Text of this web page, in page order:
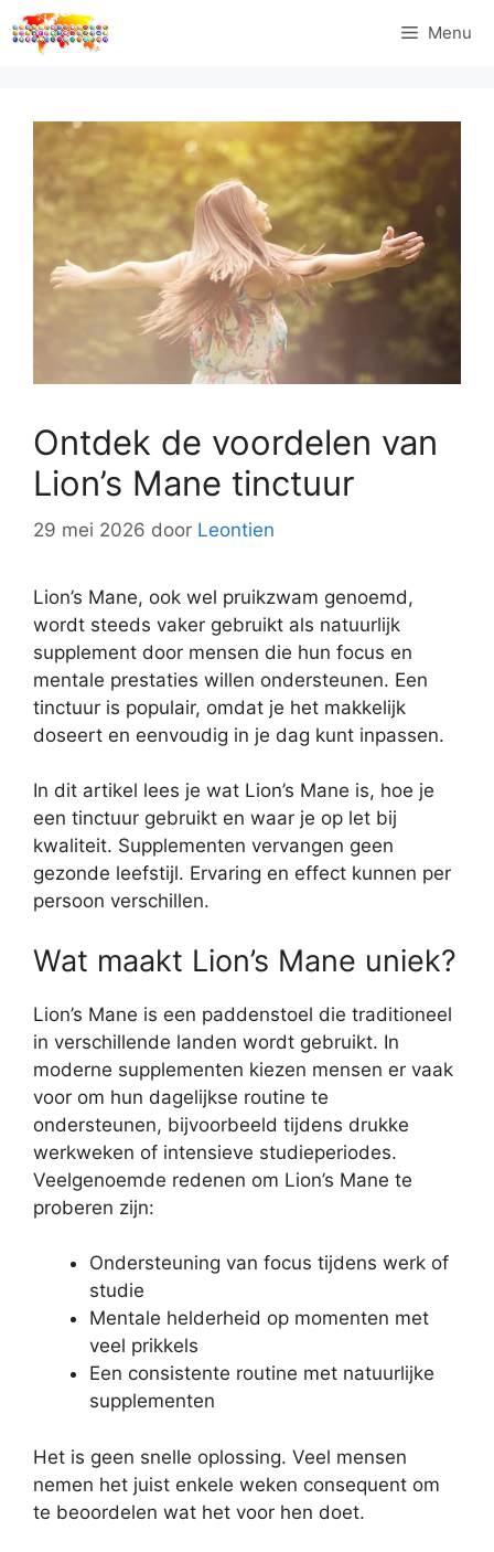
Ga
naar
Menu
Ontdek de voordelen van
Lion’s Mane tinctuur
29 mei 2026 door Leontien
Lion’s Mane, ook wel pruikzwam genoemd,
wordt steeds vaker gebruikt als natuurlijk
supplement door mensen die hun focus en
mentale prestaties willen ondersteunen. Een
tinctuur is populair, omdat je het makkelijk
doseert en eenvoudig in je dag kunt inpassen.
In dit artikel lees je wat Lion’s Mane is, hoe je
een tinctuur gebruikt en waar je op let bij
kwaliteit. Supplementen vervangen geen
gezonde leefstijl. Ervaring en effect kunnen per
persoon verschillen.
Wat maakt Lion’s Mane uniek?
Lion’s Mane is een paddenstoel die traditioneel
in verschillende landen wordt gebruikt. In
moderne supplementen kiezen mensen er vaak
voor om hun dagelijkse routine te
ondersteunen, bijvoorbeeld tijdens drukke
werkweken of intensieve studieperiodes.
Veelgenoemde redenen om Lion’s Mane te
proberen zijn:
Ondersteuning van focus tijdens werk of
studie
Mentale helderheid op momenten met
veel prikkels
Een consistente routine met natuurlijke
supplementen
Het is geen snelle oplossing. Veel mensen
nemen het juist enkele weken consequent om
te beoordelen wat het voor hen doet.